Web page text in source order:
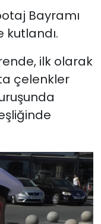
Bayramı
kutlandı.
ilk olarak
çelenkler